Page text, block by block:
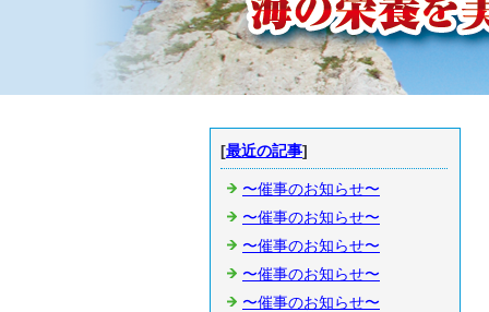
[最近の記事]
〜催事のお知らせ〜
〜催事のお知らせ〜
〜催事のお知らせ〜
〜催事のお知らせ〜
〜催事のお知らせ〜